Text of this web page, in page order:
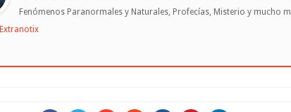
Fenómenos Paranormales y Naturales, Profecías, Misterio y mucho
Extranotix